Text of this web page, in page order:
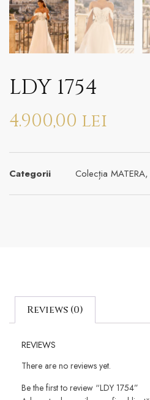
LDY 1754
4.900,00 lei
Categorii Colecția MATERA,
Reviews (0)
REVIEWS
There are no reviews yet.
Be the first to review “LDY 1754”